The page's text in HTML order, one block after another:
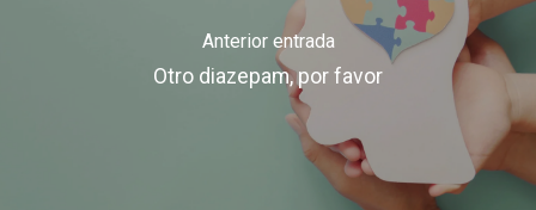
Anterior entrada
Otro diazepam, por favor